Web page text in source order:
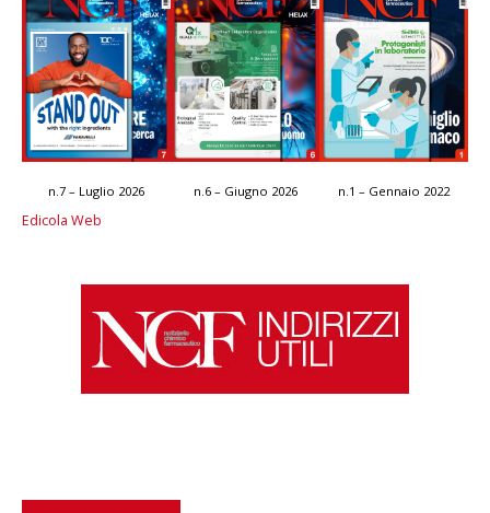
n.7 – Luglio 2026 n.6 – Giugno 2026 n.1 – Gennaio 2022
Edicola Web